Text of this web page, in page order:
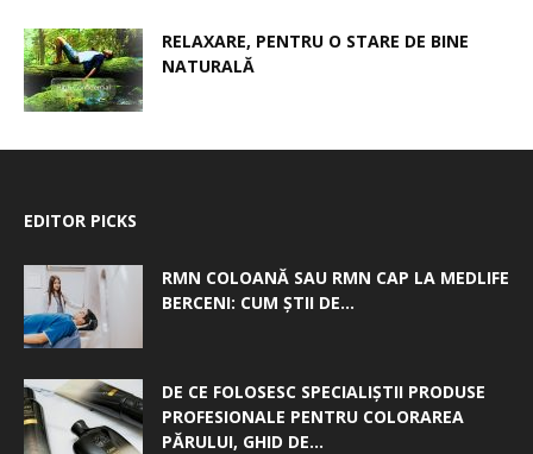
RELAXARE, PENTRU O STARE DE BINE
NATURALĂ
EDITOR PICKS
RMN COLOANĂ SAU RMN CAP LA MEDLIFE
BERCENI: CUM ȘTII DE...
DE CE FOLOSESC SPECIALIȘTII PRODUSE
PROFESIONALE PENTRU COLORAREA
PĂRULUI, GHID DE...